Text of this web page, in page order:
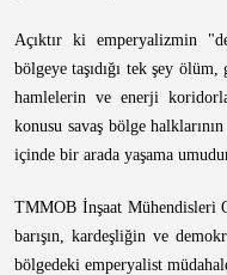
Açıktır ki emperyalizmin
bölgeye taşıdığı tek şey
hamlelerin ve enerji
konusu savaş bölge
içinde bir arada yaşama
TMMOB İnşaat Mühendisleri
barışın, kardeşliğin ve
bölgedeki emperyalist